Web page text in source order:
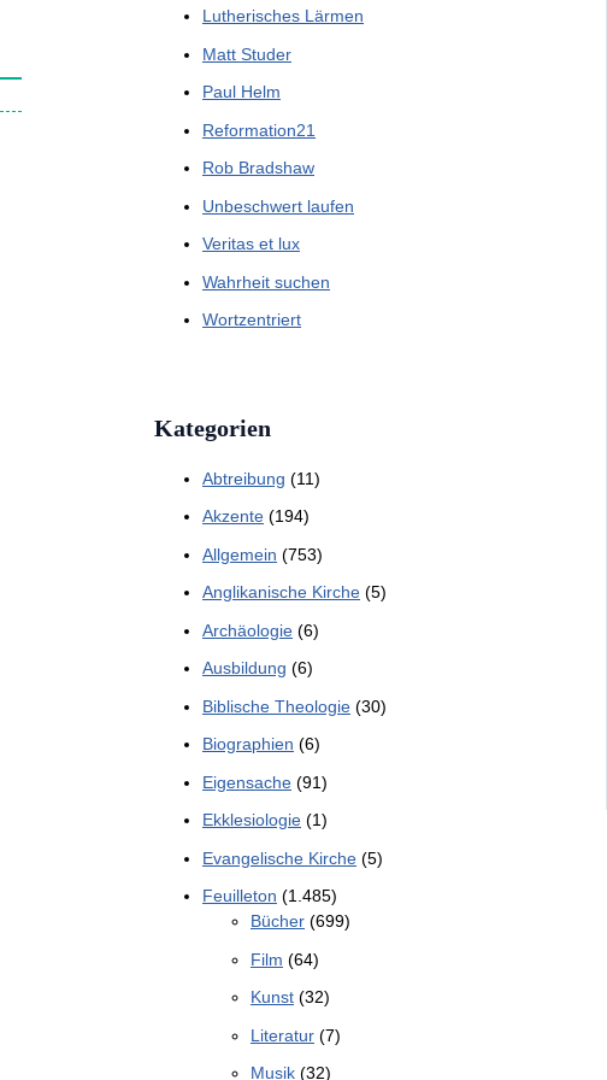
Lutherisches Lärmen
Matt Studer
Paul Helm
Reformation21
Rob Bradshaw
Unbeschwert laufen
Veritas et lux
Wahrheit suchen
Wortzentriert
Kategorien
Abtreibung (11)
Akzente (194)
Allgemein (753)
Anglikanische Kirche (5)
Archäologie (6)
Ausbildung (6)
Biblische Theologie (30)
Biographien (6)
Eigensache (91)
Ekklesiologie (1)
Evangelische Kirche (5)
Feuilleton (1.485)
Bücher (699)
Film (64)
Kunst (32)
Literatur (7)
Musik (32)